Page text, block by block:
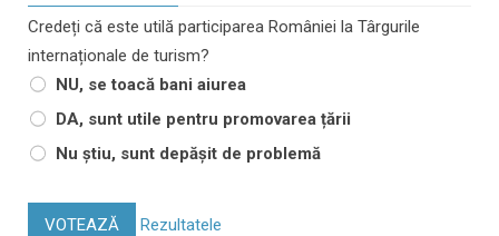
Credeți că este utilă participarea României la Târgurile
internaționale de turism?
NU, se toacă bani aiurea
DA, sunt utile pentru promovarea țării
Nu știu, sunt depășit de problemă
VOTEAZĂ Rezultatele